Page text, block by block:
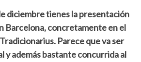
diciembre tienes la presentación
Barcelona, concretamente en el
Parece que va ser
y además bastante concurrida al